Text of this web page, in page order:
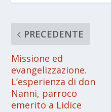
PRECEDENTE
Missione ed
evangelizzazione.
L’esperienza di don
Nanni, parroco
emerito a Lidice